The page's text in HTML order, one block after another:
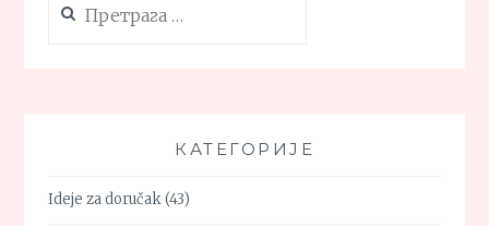
за:
КАТЕГОРИЈЕ
Ideje za doručak(43)